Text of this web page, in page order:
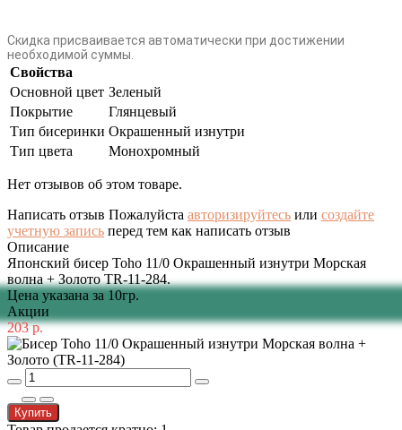
Скидка присваивается автоматически при достижении
необходимой суммы.
Свойства
Основной цвет Зеленый
Покрытие
Глянцевый
Тип бисеринки Окрашенный изнутри
Тип цвета
Монохромный
Нет отзывов об этом товаре.
Написать отзыв Пожалуйста авторизируйтесь или создайте
учетную запись перед тем как написать отзыв
Описание
Японский бисер Toho 11/0 Окрашенный изнутри Морская
волна + Золото TR-11-284.
Цена указана за 10гр.
Акции
203 р.
Купить